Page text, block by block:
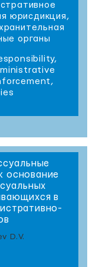
юрисдикция,
органы
основание
в
D.V.